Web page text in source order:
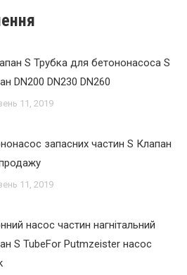
S Трубка для бетононасоса S
DN200 DN230 DN260
11, 2019
запасних частин S Клапан
11, 2019
насос частин нагнітальний
S TubeFor Putmzeister насос